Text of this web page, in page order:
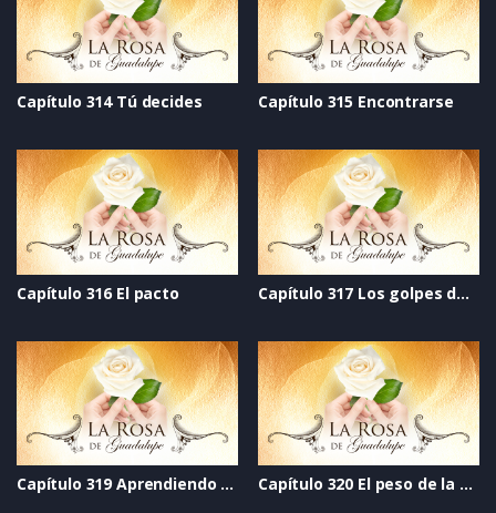
Capítulo 314 Tú decides Capítulo 315 Encontrarse
Capítulo 316 El pacto Capítulo 317 Los golpes de la vida
Capítulo 319 Aprendiendo a educar Capítulo 320 El peso de la verdad